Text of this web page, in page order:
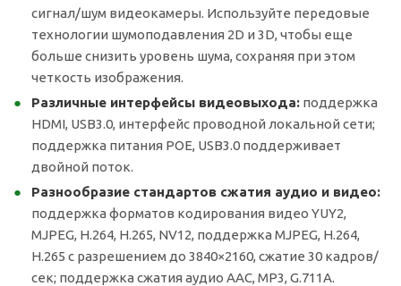
сигнал/шум видеокамеры. Используйте передовые
технологии шумоподавления 2D и 3D, чтобы еще
больше снизить уровень шума, сохраняя при этом
четкость изображения.
Различные интерфейсы видеовыхода: поддержка
HDMI, USB3.0, интерфейс проводной локальной сети;
поддержка питания POE, USB3.0 поддерживает
двойной поток.
Разнообразие стандартов сжатия аудио и видео:
поддержка форматов кодирования видео YUY2,
MJPEG, H.264, H.265, NV12, поддержка MJPEG, H.264,
H.265 с разрешением до 3840×2160, сжатие 30 кадров/
сек; поддержка сжатия аудио AAC, MP3, G.711A.